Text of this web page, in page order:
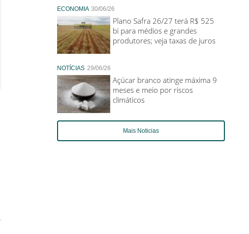
ECONOMIA 30/06/26
Plano Safra 26/27 terá R$ 525
bi para médios e grandes
produtores; veja taxas de juros
NOTÍCIAS 29/06/26
Açúcar branco atinge máxima 9
meses e meio por riscos
climáticos
Mais Noticias